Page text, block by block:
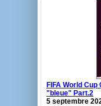
FIFA World
"bleue" Part.2
5 septembre